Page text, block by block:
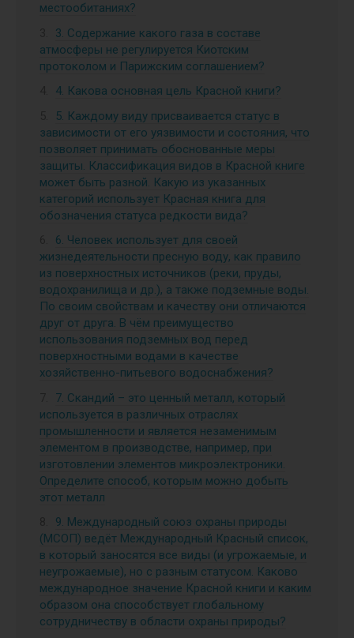
местообитаниях?
3. Содержание какого газа в составе
атмосферы не регулируется Киотским
протоколом и Парижским соглашением?
4. Какова основная цель Красной книги?
5. Каждому виду присваивается статус в
зависимости от его уязвимости и состояния, что
позволяет принимать обоснованные меры
защиты. Классификация видов в Красной книге
может быть разной. Какую из указанных
категорий использует Красная книга для
обозначения статуса редкости вида?
6. Человек использует для своей
жизнедеятельности пресную воду, как правило
из поверхностных источников (реки, пруды,
водохранилища и др.), а также подземные воды.
По своим свойствам и качеству они отличаются
друг от друга. В чём преимущество
использования подземных вод перед
поверхностными водами в качестве
хозяйственно-питьевого водоснабжения?
7. Скандий – это ценный металл, который
используется в различных отраслях
промышленности и является незаменимым
элементом в производстве, например, при
изготовлении элементов микроэлектроники.
Определите способ, которым можно добыть
этот металл
9. Международный союз охраны природы
(МСОП) ведёт Международный Красный список,
в который заносятся все виды (и угрожаемые, и
неугрожаемые), но с разным статусом. Каково
международное значение Красной книги и каким
образом она способствует глобальному
сотрудничеству в области охраны природы?